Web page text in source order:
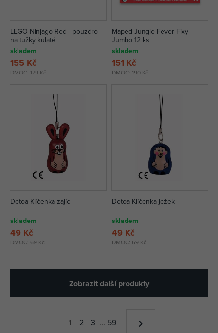
LEGO Ninjago Red - pouzdro
na tužky kulaté
skladem
DMOC: 179 Kč
155 Kč
Maped Jungle Fever Fixy
Jumbo 12 ks
skladem
DMOC: 190 Kč
151 Kč
Detoa Klíčenka zajíc
skladem
DMOC: 69 Kč
49 Kč
Detoa Klíčenka ježek
skladem
DMOC: 69 Kč
49 Kč
Zobrazit další produkty
1 2 3 … 59